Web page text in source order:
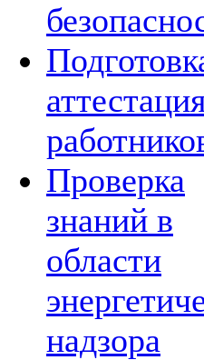
Проверка
знаний в
области
надзора